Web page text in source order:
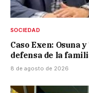
SOCIEDAD
Caso Exen: Osuna
defensa de la
8 de agosto de 2026